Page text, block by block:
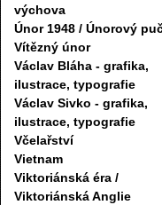
výchova
Únor 1948 / Únorový
Vítězný únor
Václav Bláha - grafika,
ilustrace, typografie
Václav Sivko - grafika,
ilustrace, typografie
Včelařství
Vietnam
Viktoriánská éra /
Viktoriánská Anglie